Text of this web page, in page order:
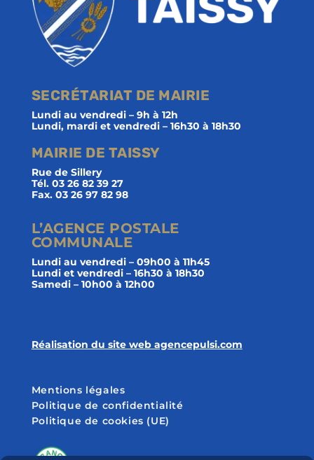
SECRÉTARIAT DE MAIRIE
Lundi au vendredi – 9h à 12h
Lundi, mardi et vendredi – 16h30 à 18h30
MAIRIE DE TAISSY
Rue de Sillery
Tél. 03 26 82 39 27
Fax. 03 26 97 82 98
L’AGENCE POSTALE
COMMUNALE
Lundi au vendredi – 09h00 à 11h45
Lundi et vendredi – 16h30 à 18h30
Samedi – 10h00 à 12h00
Réalisation du site web agencepulsi.com
Mentions légales
Politique de confidentialité
Politique de cookies (UE)